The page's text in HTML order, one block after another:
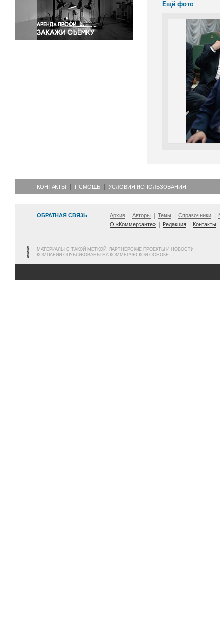
Экология
Экономика и бизнес
Ещё фото
КОНТАКТЫ ПОМОЩЬ УСЛОВИЯ ИСПОЛЬЗОВАНИЯ
ОБРАТНАЯ СВЯЗЬ Архив Авторы Темы Справочники
О «Коммерсанте»
Редакция Контакты
МАТЕРИАЛЫ С ТАКОЙ МЕТКОЙ, ПАРТНЕРСКИЕ ПРОЕКТЫ И НОВОСТИ
КОМПАНИЙ ОПУБЛИКОВАНЫ НА КОММЕРЧЕСКОЙ ОСНОВЕ